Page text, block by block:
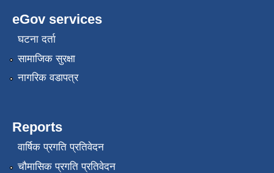
eGov services
घटना दर्ता
सामाजिक सुरक्षा
नागरिक वडापत्र
Reports
वार्षिक प्रगति प्रतिवेदन
चौमासिक प्रगति प्रतिवेदन